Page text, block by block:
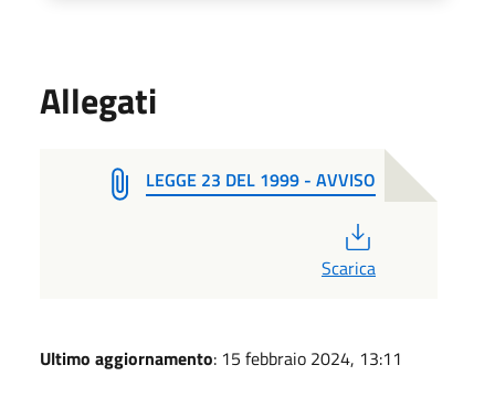
Allegati
LEGGE 23 DEL 1999 - AVVISO
Scarica
Ultimo aggiornamento: 15 febbraio 2024, 13:11